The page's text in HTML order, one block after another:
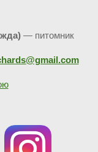
— питомник